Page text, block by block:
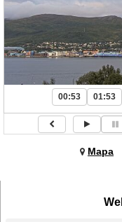
00:53 01:53
Mapa